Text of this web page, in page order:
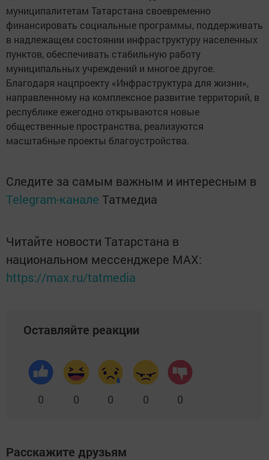
муниципалитетам Татарстана своевременно
финансировать социальные программы, поддерживать
в надлежащем состоянии инфраструктуру населенных
пунктов, обеспечивать стабильную работу
муниципальных учреждений и многое другое.
Благодаря нацпроекту «Инфраструктура для жизни»,
направленному на комплексное развитие территорий, в
республике ежегодно открываются новые
общественные пространства, реализуются
масштабные проекты благоустройства.
Следите за самым важным и интересным в
Telegram-канале Татмедиа
Читайте новости Татарстана в
национальном мессенджере MАХ:
https://max.ru/tatmedia
Оставляйте реакции
0 0 0 0 0
Расскажите друзьям